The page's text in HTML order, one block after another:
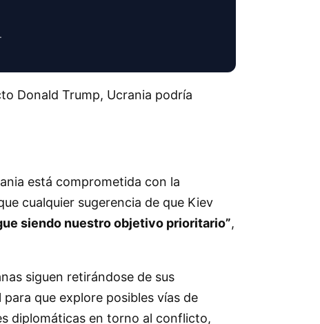
Donald Trump, Ucrania podría
está comprometida con la
cualquier sugerencia de que Kiev
siendo nuestro objetivo prioritario”,
siguen retirándose de sus
que explore posibles vías de
diplomáticas en torno al conflicto,